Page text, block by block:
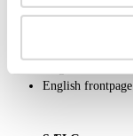
OM OS
English frontpage